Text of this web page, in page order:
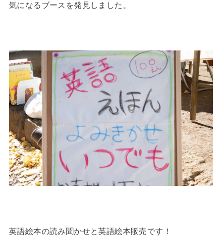
気になるブースを発見しました。
英語絵本の読み聞かせと英語絵本販売です！